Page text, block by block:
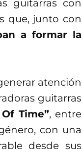
guitarras con
que, junto con
a formar la
atención
guitarras
Time”, entre
con una
desde sus